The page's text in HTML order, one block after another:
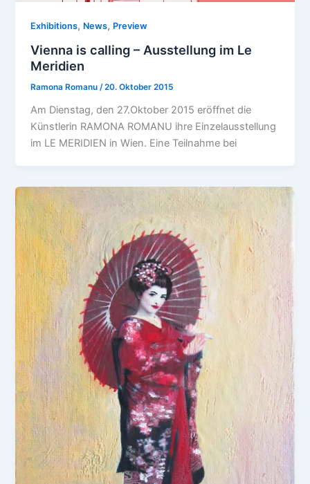
Exhibitions, News, Preview
Vienna is calling – Ausstellung im Le
Meridien
Ramona Romanu /20. Oktober 2015
Am Dienstag, den 27.Oktober 2015 eröffnet die
Künstlerin RAMONA ROMANU ihre Einzelausstellung
im LE MERIDIEN in Wien. Eine Teilnahme bei